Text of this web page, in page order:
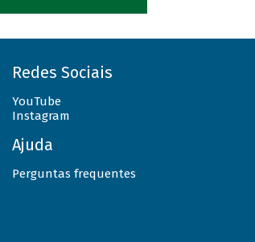
Redes Sociais
YouTube
Instagram
Ajuda
Perguntas frequentes